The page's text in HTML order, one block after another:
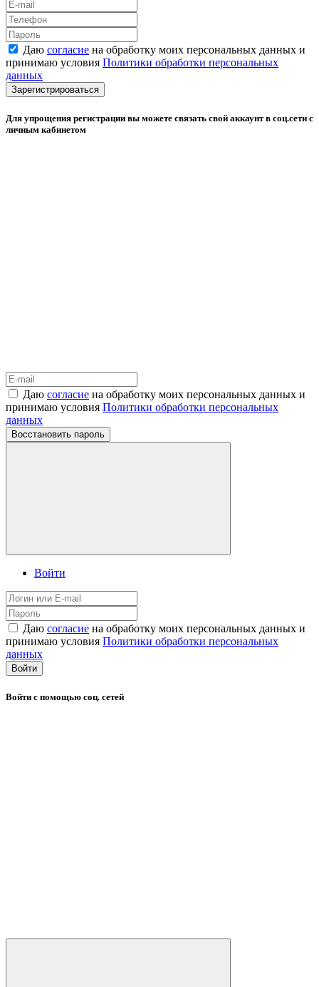
Даю согласие на обработку моих персональных данных и
принимаю условия Политики обработки персональных
данных
Зарегистрироваться
Для упрощения регистрации вы можете связать свой аккаунт в соц.сети с
личным кабинетом
Даю согласие на обработку моих персональных данных и
принимаю условия Политики обработки персональных
данных
Восстановить пароль
Войти
Даю согласие на обработку моих персональных данных и
принимаю условия Политики обработки персональных
данных
Войти
Войти с помощью соц. сетей